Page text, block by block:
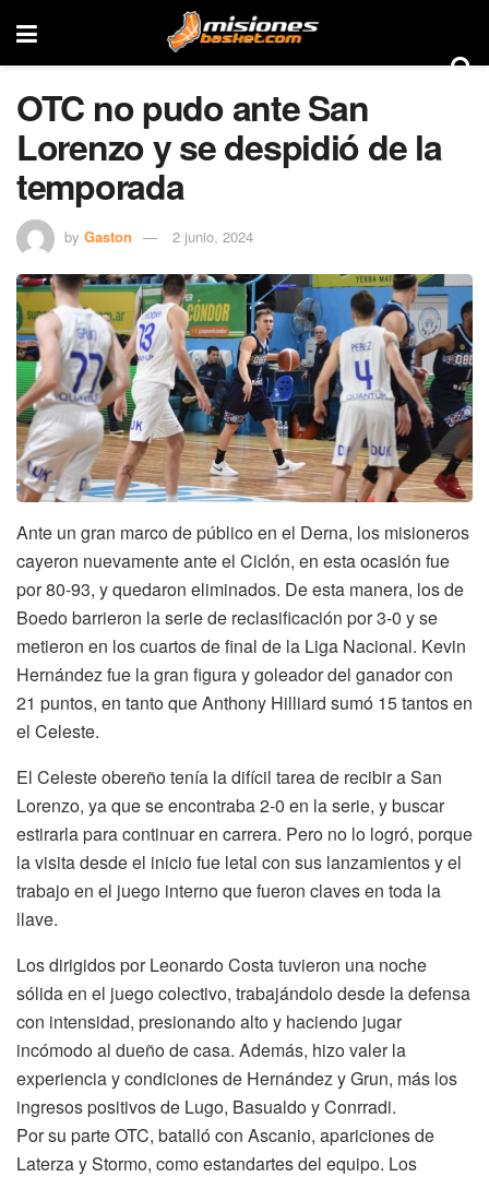
OTC no pudo ante San
Lorenzo y se despidió de la
temporada
by Gaston 2 junio, 2024
Ante un gran marco de público en el Derna, los misioneros
cayeron nuevamente ante el Ciclón, en esta ocasión fue
por 80-93, y quedaron eliminados. De esta manera, los de
Boedo barrieron la serie de reclasificación por 3-0 y se
metieron en los cuartos de final de la Liga Nacional. Kevin
Hernández fue la gran figura y goleador del ganador con
21 puntos, en tanto que Anthony Hilliard sumó 15 tantos en
el Celeste.
El Celeste obereño tenía la difícil tarea de recibir a San
Lorenzo, ya que se encontraba 2-0 en la serie, y buscar
estirarla para continuar en carrera. Pero no lo logró, porque
la visita desde el inicio fue letal con sus lanzamientos y el
trabajo en el juego interno que fueron claves en toda la
llave.
Los dirigidos por Leonardo Costa tuvieron una noche
sólida en el juego colectivo, trabajándolo desde la defensa
con intensidad, presionando alto y haciendo jugar
incómodo al dueño de casa. Además, hizo valer la
experiencia y condiciones de Hernández y Grun, más los
ingresos positivos de Lugo, Basualdo y Conrradi.
Por su parte OTC, batalló con Ascanio, apariciones de
Laterza y Stormo, como estandartes del equipo. Los